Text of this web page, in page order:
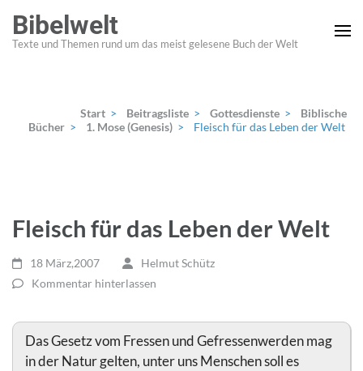
Inhalt
springen
Bibelwelt
Texte und Themen rund um das meist gelesene Buch der Welt
Start > Beitragsliste > Gottesdienste >
Biblische
Bücher > 1. Mose (Genesis) > Fleisch für das Leben der Welt
Fleisch für das Leben der Welt
18 März,2007
Helmut Schütz
Kommentar hinterlassen
Das Gesetz vom Fressen und Gefressenwerden mag
in der Natur gelten, unter uns Menschen soll es